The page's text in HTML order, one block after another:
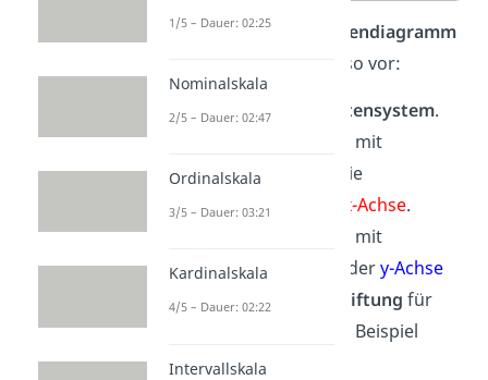
Wenn du daraus ein
Kurvendiagramm
erstellen willst, gehst du so vor:
Zeichne einKoordinatensystem.
mit
“Jahr” und schreibe die
Jahreszahlen
x-Achse.
mit
“Gewinn”. Wähle auf dery-Achse
eine passende
Beschriftung für
den Gewinn, hier zum Beispiel
Schritte von 50.000 €.
1/5 – Dauer: 02:25
Nominalskala
2/5 – Dauer: 02:47
Ordinalskala
3/5 – Dauer: 03:21
Kardinalskala
4/5 – Dauer: 02:22
Intervallskala